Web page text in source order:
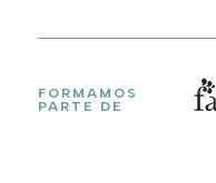
FORMAMOS
PARTE DE